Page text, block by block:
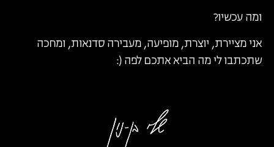
ומה עכשיו?
אני מציירת, יוצרת, מופיעה, מעבירה סדנאות, ומחכה
שתכתבו לי מה הביא אתכם לפה (: